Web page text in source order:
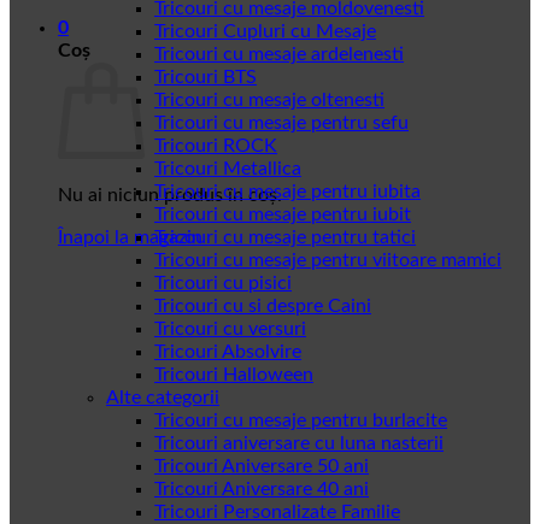
0
Coș
Nu ai niciun produs în coș.
Înapoi la magazin
Tricouri cu mesaje moldovenesti
Tricouri Cupluri cu Mesaje
Tricouri cu mesaje ardelenesti
Tricouri BTS
Tricouri cu mesaje oltenesti
Tricouri cu mesaje pentru sefu
Tricouri ROCK
Tricouri Metallica
Tricouri cu mesaje pentru iubita
Tricouri cu mesaje pentru iubit
Tricouri cu mesaje pentru tatici
Tricouri cu mesaje pentru viitoare mamici
Tricouri cu pisici
Tricouri cu si despre Caini
Tricouri cu versuri
Tricouri Absolvire
Tricouri Halloween
Alte categorii
Tricouri cu mesaje pentru burlacite
Tricouri aniversare cu luna nasterii
Tricouri Aniversare 50 ani
Tricouri Aniversare 40 ani
Tricouri Personalizate Familie